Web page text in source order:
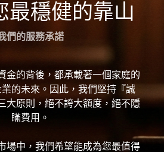
最穩健的靠山
們的服務承諾
金的背後，都承載著一個家庭的
的未來。因此，我們堅持『誠
大原則，絕不誇大額度，絕不隱
瞞費用。
場中，我們希望能成為您最值得